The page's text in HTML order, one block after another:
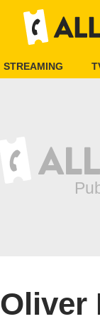
STREAMING
Oliver